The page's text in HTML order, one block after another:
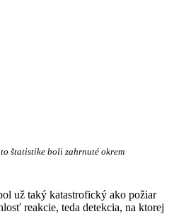
štatistike boli zahrnuté okrem
už taký katastrofický ako požiar
reakcie, teda detekcia, na ktorej